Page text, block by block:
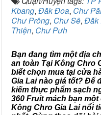
Kbang, Đăk Đoa, Chư
Chư Prông, Chư Sê, Đăk
Thiện, Chư Pưh
Bạn đang tìm một địa
an toàn Tại Kông Chro
biết chọn mua tại cửa
Gia Lai nào giá tốt? Để
kiếm thực phẩm sạch
360 Fruit mách bạn
Kông Chro Gia Lai nổi